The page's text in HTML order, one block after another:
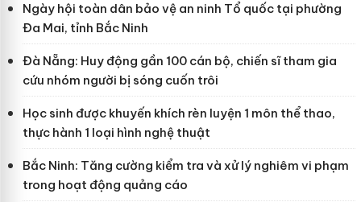
Ngày hội toàn dân bảo vệ an ninh Tổ quốc tại phường
Đa Mai, tỉnh Bắc Ninh
Đà Nẵng: Huy động gần 100 cán bộ, chiến sĩ tham gia
cứu nhóm người bị sóng cuốn trôi
Học sinh được khuyến khích rèn luyện 1 môn thể thao,
thực hành 1 loại hình nghệ thuật
Bắc Ninh: Tăng cường kiểm tra và xử lý nghiêm vi phạm
trong hoạt động quảng cáo